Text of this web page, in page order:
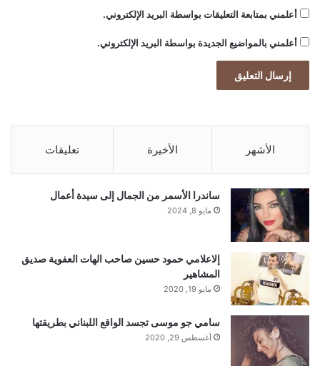
أعلمني بمتابعة التعليقات بواسطة البريد الإلكتروني.
أعلمني بالمواضيع الجديدة بواسطة البريد الإلكتروني.
الأشهر الأخيرة تعليقات
ساندرا الأسمر من الجمال إلى سيدة أعمال
مايو 8, 2024
إلاعلامي حمود حسين صاحب الهات العفوية صديق
المشاهير
مايو 19, 2020
سامي جو موسى تجسد الواقع اللبناني بطريقتها
أغسطس 29, 2020